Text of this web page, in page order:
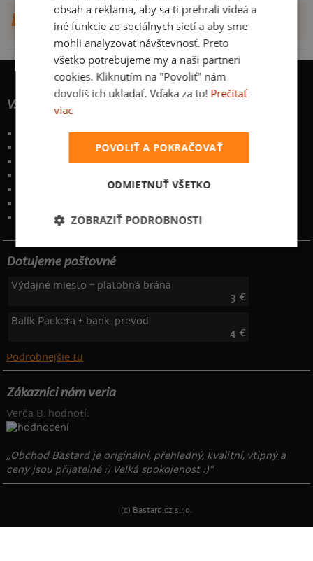
DALŠÍ NÁVRHY OD
Všetko o nákupe
Poštovné a spôsoby doručenia
Garancia výmeny a vrátenia
Časté otázky
Telefón: 222 205 835
Dotujeme poštovné
Výdajné miesto + platobná brána
3 €
Balík Packeta + bank. prevod
4 €
Podrobnejšie tu
Zákazníci nám veria
Verča B. hodnotí:
„Obchod Bastard je originální, přehledný, kvalitní, vtipný a
ceny jsou přijatelné :) Velká spokojenost :)“
(c) Bastard.cz s.r.o.
obsah a reklama, aby sa ti prehrali videá a
iné funkcie zo sociálnych sietí a aby sme
mohli analyzovať návštevnosť. Preto
všetko potrebujeme my a naši partneri
cookies. Kliknutím na "Povoliť" nám
dovolíš ich ukladať. Vďaka za to! Prečítať
viac
POVOLIŤ A POKRAČOVAŤ
ODMIETNUŤ VŠETKO
ZOBRAZIŤ PODROBNOSTI